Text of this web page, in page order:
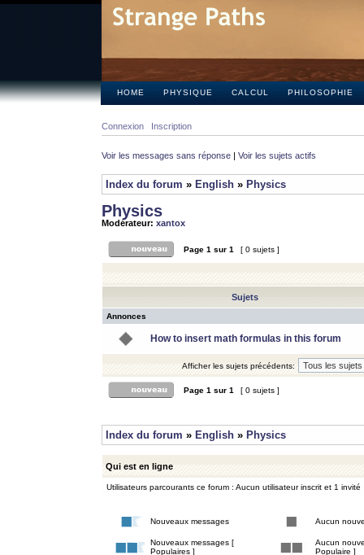
HOME PHYSIQUE CALCUL PHILOSOPHIE
Connexion Inscription
Voir les messages sans réponse | Voir les sujets actifs
Index du forum » English » Physics
Physics
Modérateur: xantox
Page 1 sur 1 [ 0 sujets ]
Sujets
Annonces
How to insert math formulas in this forum
Afficher les sujets précédents:
Page 1 sur 1 [ 0 sujets ]
Index du forum » English » Physics
Qui est en ligne
Utilisateurs parcourants ce forum : Aucun utilisateur inscrit et 1 invité
Nouveaux messages Aucun
Nouveaux messages [
Populaires ]
Aucun
Populaire ]